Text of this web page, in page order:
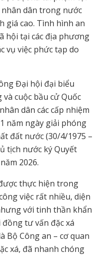
nhân dân trong nước
giá cao. Tình hình an
hội tại các địa phương
vụ việc phức tạp do
Đại hội đại biểu
cuộc bầu cử Quốc
dân các cấp nhiệm
năm ngày giải phóng
đất nước (30/4/1975 –
tịch nước ký Quyết
2026.
thực hiện trong
việc rất nhiều, diện
với tinh thần khẩn
tư vấn đặc xá
Bộ Công an – cơ quan
xá, đã nhanh chóng